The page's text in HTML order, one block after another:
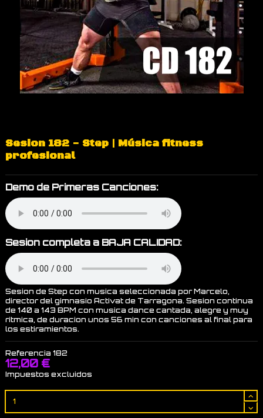
Sesion 182 - Step | Música fitness
profesional
Demo de Primeras Canciones:
Sesion completa a BAJA CALIDAD:
Sesion de Step con musica seleccionada por Marcelo,
director del gimnasio Activat de Tarragona. Sesion continua
de 140 a 143 BPM con musica dance cantada, alegre y muy
ritmica, de duracion unos 56 min con canciones al final para
los estiramientos.
Referencia 182
12,00 €
Impuestos excluidos